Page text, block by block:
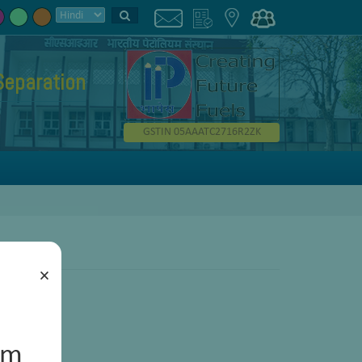
×
GSTIN 05AAATC2716R2ZK